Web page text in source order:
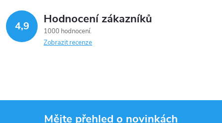
4,9 Hodnocení zákazníků
1000 hodnocení
Zobrazit recenze
Mějte přehled o novinkách